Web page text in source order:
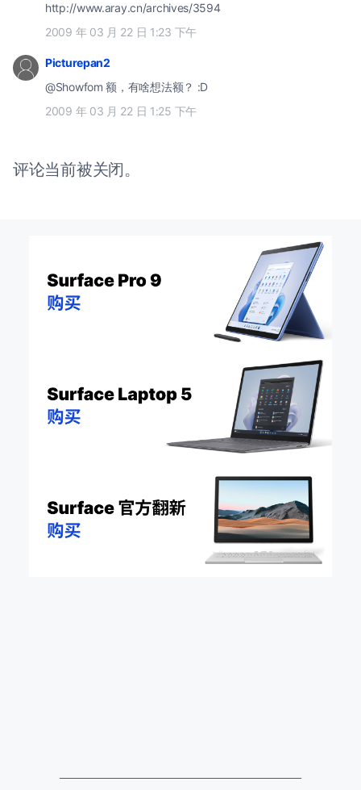
http://www.aray.cn/archives/3594
2009 年 03 月 22 日 1:23 下午
Picturepan2
@Showfom 额，有啥想法额？ :D
2009 年 03 月 22 日 1:25 下午
评论当前被关闭。